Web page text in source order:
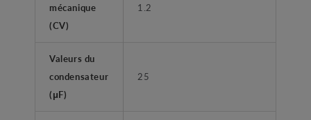
mécanique
(CV)
1.2
Valeurs du
condensateur
(μF)
25